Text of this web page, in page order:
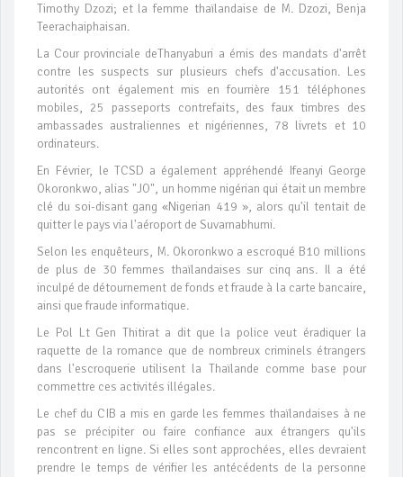
Timothy Dzozi; et la femme thaïlandaise de M. Dzozi, Benja
Teerachaiphaisan.
La Cour provinciale deThanyaburi a émis des mandats d'arrêt
contre les suspects sur plusieurs chefs d'accusation. Les
autorités ont également mis en fourrière 151 téléphones
mobiles, 25 passeports contrefaits, des faux timbres des
ambassades australiennes et nigériennes, 78 livrets et 10
ordinateurs.
En Février, le TCSD a également appréhendé Ifeanyi George
Okoronkwo, alias "JO", un homme nigérian qui était un membre
clé du soi-disant gang «Nigerian 419 », alors qu'il tentait de
quitter le pays via l'aéroport de Suvarnabhumi.
Selon les enquêteurs, M. Okoronkwo a escroqué B10 millions
de plus de 30 femmes thaïlandaises sur cinq ans. Il a été
inculpé de détournement de fonds et fraude à la carte bancaire,
ainsi que fraude informatique.
Le Pol Lt Gen Thitirat a dit que la police veut éradiquer la
raquette de la romance que de nombreux criminels étrangers
dans l'escroquerie utilisent la Thaïlande comme base pour
commettre ces activités illégales.
Le chef du CIB a mis en garde les femmes thaïlandaises à ne
pas se précipiter ou faire confiance aux étrangers qu'ils
rencontrent en ligne. Si elles sont approchées, elles devraient
prendre le temps de vérifier les antécédents de la personne